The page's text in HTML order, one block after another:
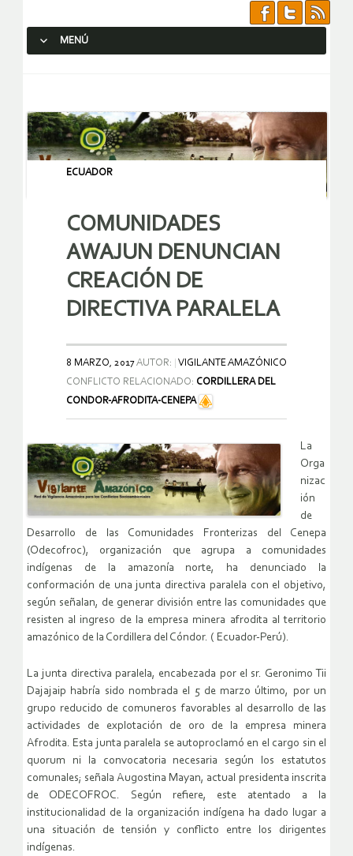
MENÚ
ECUADOR
COMUNIDADES
AWAJUN DENUNCIAN
CREACIÓN DE
DIRECTIVA PARALELA
8 MARZO, 2017AUTOR:
VIGILANTE AMAZÓNICO
CONFLICTO RELACIONADO: CORDILLERA DEL
CONDOR-AFRODITA-CENEPA
La
Orga
nizac
ión
de
Desarrollo de las Comunidades Fronterizas del Cenepa
(Odecofroc), organización que agrupa a comunidades
indígenas de la amazonía norte, ha denunciado la
conformación de una junta directiva paralela con el objetivo,
según señalan, de generar división entre las comunidades que
resisten al ingreso de la empresa minera afrodita al territorio
amazónico de la Cordillera del Cóndor. ( Ecuador-Perú).
La junta directiva paralela, encabezada por el sr. Geronimo Tii
Dajajaip habría sido nombrada el 5 de marzo último, por un
grupo reducido de comuneros favorables al desarrollo de las
actividades de explotación de oro de la empresa minera
Afrodita. Esta junta paralela se autoproclamó en el cargo sin el
quorum ni la convocatoria necesaria según los estatutos
comunales; señala Augostina Mayan, actual presidenta inscrita
de ODECOFROC. Según refiere, este atentado a la
institucionalidad de la organización indígena ha dado lugar a
una situación de tensión y conflicto entre los dirigentes
indígenas.